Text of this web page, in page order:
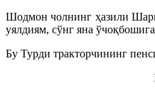
Шодмон чолнинг ҳазили
уялдиям, сўнг яна
Бу Турди тракторчининг